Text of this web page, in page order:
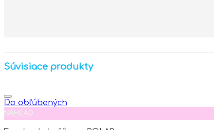
Súvisiace produkty
Do obľúbených
NÁHĽAD